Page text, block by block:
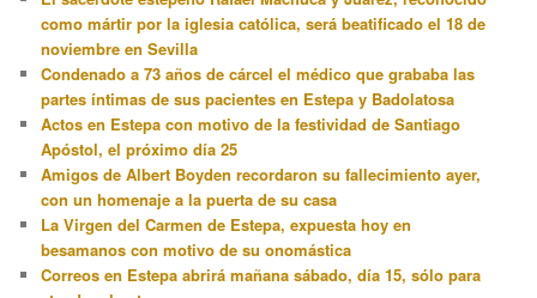
como mártir por la iglesia católica, será beatificado el 18 de
noviembre en Sevilla
Condenado a 73 años de cárcel el médico que grababa las
partes íntimas de sus pacientes en Estepa y Badolatosa
Actos en Estepa con motivo de la festividad de Santiago
Apóstol, el próximo día 25
Amigos de Albert Boyden recordaron su fallecimiento ayer,
con un homenaje a la puerta de su casa
La Virgen del Carmen de Estepa, expuesta hoy en
besamanos con motivo de su onomástica
Correos en Estepa abrirá mañana sábado, día 15, sólo para